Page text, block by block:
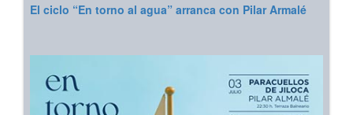
El ciclo “En torno al agua” arranca con Pilar Armalé